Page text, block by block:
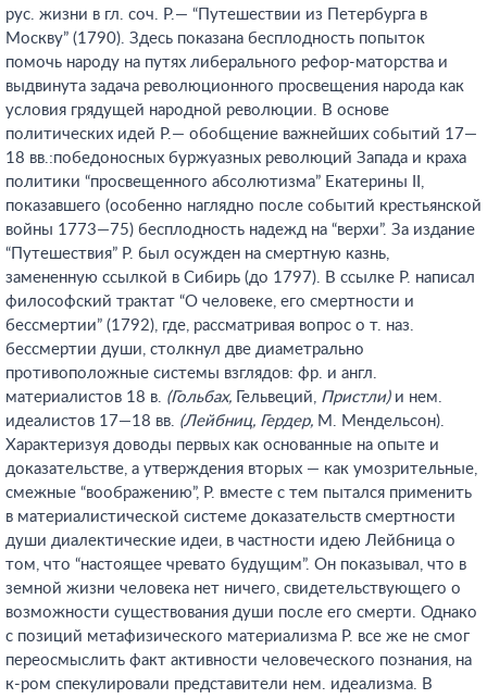
рус. жизни в гл. соч. Р.— “Путешествии из Петербурга в
Москву” (1790). Здесь показана бесплодность попыток
помочь народу на путях либерального рефор-маторства и
выдвинута задача революционного просвещения народа как
условия грядущей народной революции. В основе
политических идей Р.— обобщение важнейших событий 17—
18 вв.:победоносных буржуазных революций Запада и краха
политики “просвещенного абсолютизма” Екатерины II,
показавшего (особенно наглядно после событий крестьянской
войны 1773—75) бесплодность надежд на “верхи”. За издание
“Путешествия” Р. был осужден на смертную казнь,
замененную ссылкой в Сибирь (до 1797). В ссылке Р. написал
философский трактат “О человеке, его смертности и
бессмертии” (1792), где, рассматривая вопрос о т. наз.
бессмертии души, столкнул две диаметрально
противоположные системы взглядов: фр. и англ.
материалистов 18 в. (Гольбах, Гельвеций, Пристли)и нем.
идеалистов 17—18 вв. (Лейбниц, Гердер, М. Мендельсон).
Характеризуя доводы первых как основанные на опыте и
доказательстве, а утверждения вторых — как умозрительные,
смежные “воображению”, Р. вместе с тем пытался применить
в материалистической системе доказательств смертности
души диалектические идеи, в частности идею Лейбница о
том, что “настоящее чревато будущим”. Он показывал, что в
земной жизни человека нет ничего, свидетельствующего о
возможности существования души после его смерти. Однако
с позиций метафизического материализма Р. все же не смог
переосмыслить факт активности человеческого познания, на
к-ром спекулировали представители нем. идеализма. В